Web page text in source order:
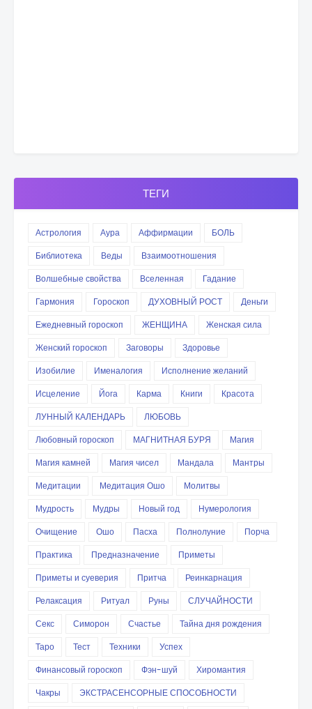
ТЕГИ
Астрология Аура Аффирмации
БОЛЬ
Библиотека
Веды
Взаимоотношения
Волшебные свойства
Вселенная
Гадание
Гармония
Гороскоп ДУХОВНЫЙ РОСТ
Деньги
Ежедневный гороскоп
ЖЕНЩИНА
Женская сила
Женский гороскоп
Заговоры
Здоровье
Изобилие
Именалогия
Исполнение желаний
Исцеление
Йога Карма Книги
Красота
ЛУННЫЙ КАЛЕНДАРЬ
ЛЮБОВЬ
Любовный гороскоп
МАГНИТНАЯ БУРЯ
Магия
Магия камней
Магия чисел Мандала
Мантры
Медитации
Медитация Ошо
Молитвы
Мудрость
Мудры Новый год
Нумерология
Очищение
Ошо Пасха Полнолуние
Порча
Практика
Предназначение
Приметы
Приметы и суеверия
Притча
Реинкарнация
Релаксация
Ритуал Руны
СЛУЧАЙНОСТИ
Секс
Симорон Счастье
Тайна дня рождения
Таро
Тест Техники
Успех
Финансовый гороскоп
Фэн-шуй
Хиромантия
Чакры
ЭКСТРАСЕНСОРНЫЕ СПОСОБНОСТИ